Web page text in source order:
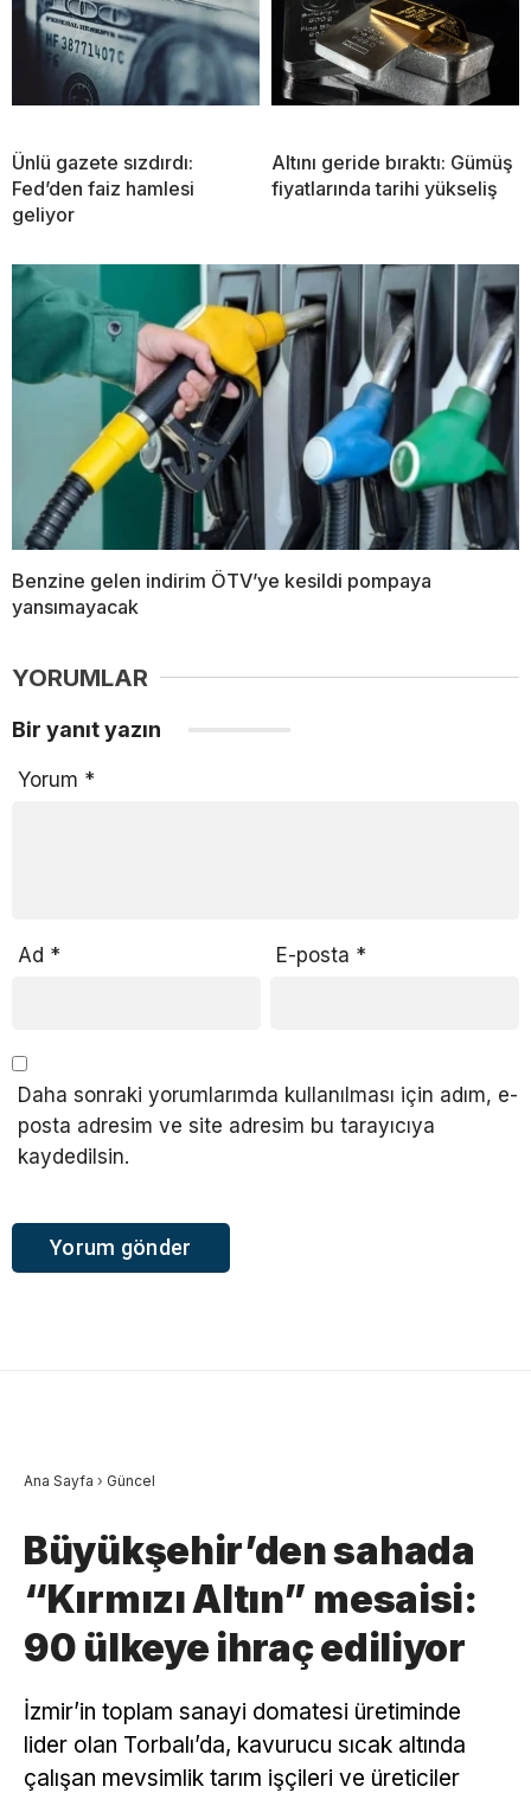
Ünlü gazete sızdırdı:
Fed’den faiz hamlesi
geliyor
Altını geride bıraktı: Gümüş
fiyatlarında tarihi yükseliş
Benzine gelen indirim ÖTV’ye kesildi pompaya
yansımayacak
YORUMLAR
Bir yanıt yazın
Yorum *
Ad * E-posta *
Daha sonraki yorumlarımda kullanılması için adım, e-
posta adresim ve site adresim bu tarayıcıya
kaydedilsin.
Ana Sayfa › Güncel
Büyükşehir’den sahada
“Kırmızı Altın” mesaisi:
90 ülkeye ihraç ediliyor
İzmir’in toplam sanayi domatesi üretiminde
lider olan Torbalı’da, kavurucu sıcak altında
çalışan mevsimlik tarım işçileri ve üreticiler